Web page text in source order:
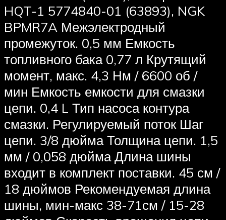
HQT-1 5774840-01 (63893), NGK
BPMR7A Межэлектродный
промежуток. 0,5 мм Емкость
топливного бака 0,77 л Крутящий
момент, макс. 4,3 Нм / 6600 об /
мин Емкость емкости для смазки
цепи. 0,4 L Тип насоса контура
смазки. Регулируемый поток Шаг
цепи. 3/8 дюйма Толщина цепи. 1,5
мм / 0,058 дюйма Длина шины
входит в комплект поставки. 45 см /
18 дюймов Рекомендуемая длина
шины, мин-макс 38-71см / 15-28